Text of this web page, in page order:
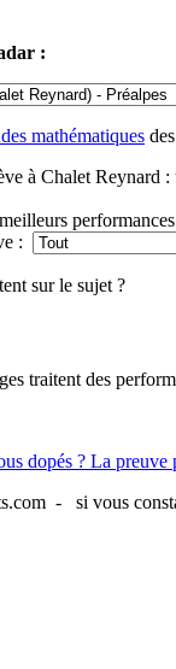
:
mathématiques
à Chalet Reynard
:
sur le sujet ?
traitent des
dopés ? La
- si vous